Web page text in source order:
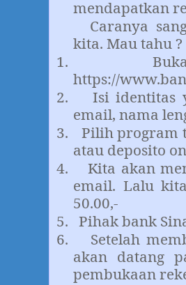
mendapatkan
Caranya
kita. Mau tahu ?
1.
https://
2.
Isi identitas
email, nama
3.
Pilih program
atau deposito
4.
Kita akan
email. Lalu
50.00,-
5. Pihak bank
6.
Setelah
akan datang
pembukaan